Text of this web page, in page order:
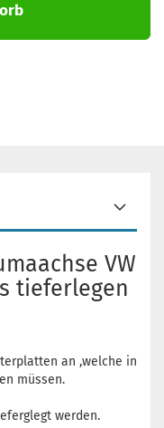
VW
tieferlegen
an ,welche in
müssen.
werden.